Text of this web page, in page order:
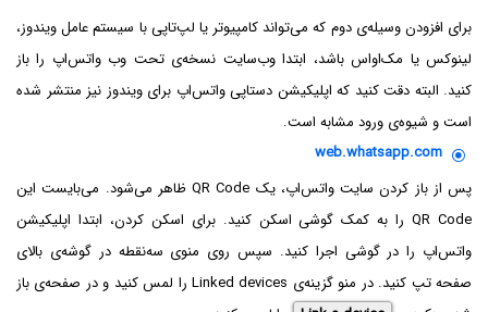
برای افزودن وسیله‌ی دوم که می‌تواند کامپیوتر یا لپ‌تاپی با سیستم عامل ویندوز،
لینوکس یا مک‌او‌اس باشد، ابتدا وب‌سایت نسخه‌ی تحت وب واتس‌اپ را باز
کنید. البته دقت کنید که اپلیکیشن دستاپی واتس‌اپ برای ویندوز نیز منتشر شده
است و شیوه‌ی ورود مشابه است.
web.whatsapp.com
پس از باز کردن سایت واتس‌اپ، یک QR Code ظاهر می‌شود. می‌بایست این
QR Code را به کمک گوشی اسکن کنید. برای اسکن کردن، ابتدا اپلیکیشن
واتس‌اپ را در گوشی اجرا کنید. سپس روی منوی سه‌نقطه در گوشه‌ی بالای
صفحه تپ کنید. در منو گزینه‌ی Linked devices را لمس کنید و در صفحه‌ی باز